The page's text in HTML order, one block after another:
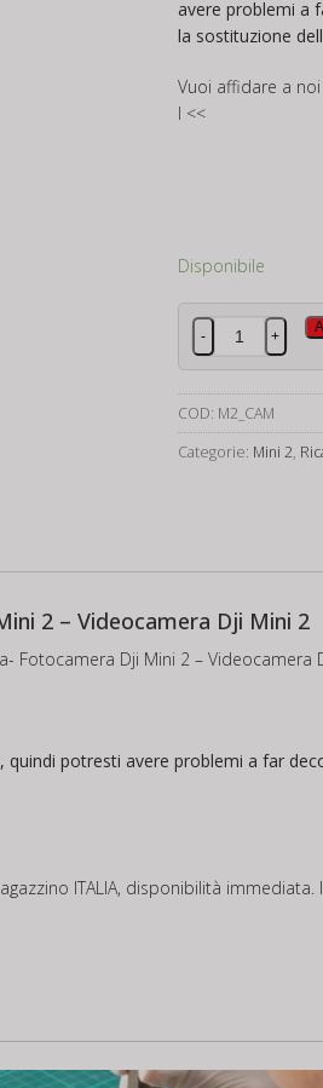
avere problemi a
la sostituzione
Vuoi affidare a
I <<
Disponibile
Dji
Mini
Camera
quantità
- +
COD: M2_CAM
Categorie: Mini 2,
2 – Videocamera Dji Mini 2
Fotocamera Dji Mini 2 –
potresti avere problemi a far
ITALIA, disponibilità